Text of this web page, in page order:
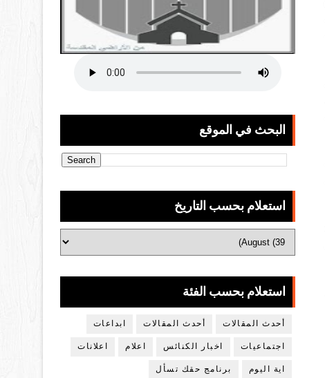
البحث في الموقع
استعلام بحسب التاريخ
استعلام بحسب الفئة
أحدث المقالات أحدث المقالات ابداعات
اجتماعيات اخبار الكنائس اعلام اعلانات
اية اليوم برنامج حقك تسأل